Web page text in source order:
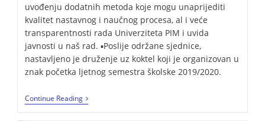
uvođenju dodatnih metoda koje mogu unaprijediti
kvalitet nastavnog i naučnog procesa, al i veće
transparentnosti rada Univerziteta PIM i uvida
javnosti u naš rad. ▪️Poslije održane sjednice,
nastavljeno je druženje uz koktel koji je organizovan u
znak početka ljetnog semestra školske 2019/2020.
Continue Reading